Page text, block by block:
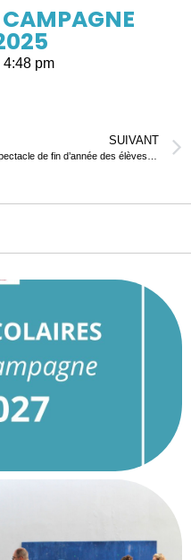
CAMPAGNE
4:48 pm
SUIVANT